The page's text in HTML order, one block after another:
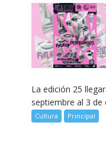
La edición 25
septiembre al 3 de
Cultura Principal